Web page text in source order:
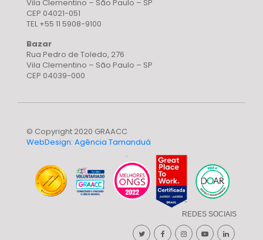
Vila Clementino – São Paulo – SP
CEP 04021-051
TEL +55 11 5908-9100
Bazar
Rua Pedro de Toledo, 276
Vila Clementino – São Paulo – SP
CEP 04039-000
© Copyright 2020 GRAACC
WebDesign: Agência Tamanduá
REDES SOCIAIS